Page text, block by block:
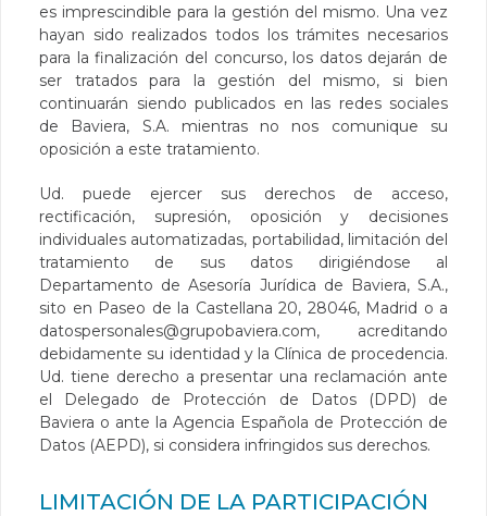
es imprescindible para la gestión del mismo. Una vez
hayan sido realizados todos los trámites necesarios
para la finalización del concurso, los datos dejarán de
ser tratados para la gestión del mismo, si bien
continuarán siendo publicados en las redes sociales
de Baviera, S.A. mientras no nos comunique su
oposición a este tratamiento.
Ud. puede ejercer sus derechos de acceso,
rectificación, supresión, oposición y decisiones
individuales automatizadas, portabilidad, limitación del
tratamiento de sus datos dirigiéndose al
Departamento de Asesoría Jurídica de Baviera, S.A.,
sito en Paseo de la Castellana 20, 28046, Madrid o a
datospersonales@grupobaviera.com, acreditando
debidamente su identidad y la Clínica de procedencia.
Ud. tiene derecho a presentar una reclamación ante
el Delegado de Protección de Datos (DPD) de
Baviera o ante la Agencia Española de Protección de
Datos (AEPD), si considera infringidos sus derechos.
LIMITACIÓN DE LA PARTICIPACIÓN